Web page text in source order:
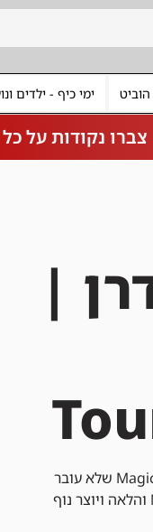
ימי כיף - ילדים
צברו נקודות על
|
מודרן הוא פורמט של Magic The Gathering שלא עובר
רוטציה שמשתמש בקלפים מ-Mirrodin והלאה ויוצר נוף